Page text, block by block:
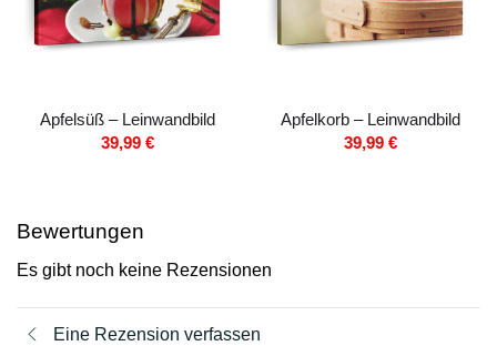
Apfelsüß – Leinwandbild
39,99 €
Apfelkorb – Leinwandbild
39,99 €
Bewertungen
Es gibt noch keine Rezensionen
Eine Rezension verfassen